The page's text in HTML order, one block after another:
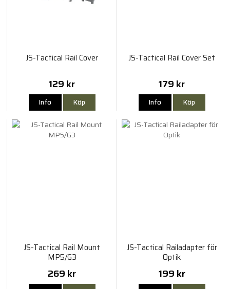
JS-Tactical Rail Cover
129 kr
Info Köp
JS-Tactical Rail Cover Set
179 kr
Info Köp
JS-Tactical Rail Mount
MP5/G3
269 kr
JS-Tactical Railadapter för
Optik
199 kr